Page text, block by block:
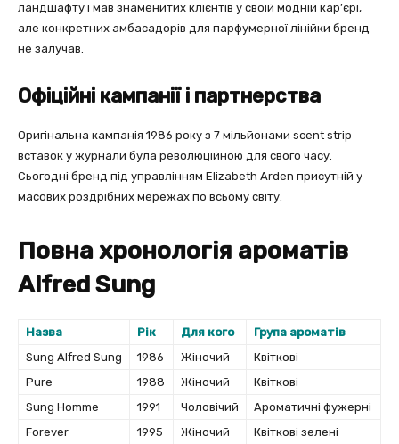
ландшафту і мав знаменитих клієнтів у своїй модній кар’єрі,
але конкретних амбасадорів для парфумерної лінійки бренд
не залучав.
Офіційні кампанії і партнерства
Оригінальна кампанія 1986 року з 7 мільйонами scent strip
вставок у журнали була революційною для свого часу.
Сьогодні бренд під управлінням Elizabeth Arden присутній у
масових роздрібних мережах по всьому світу.
Повна хронологія ароматів
Alfred Sung
Назва Рік Для кого
Група ароматів
Sung Alfred Sung
1986 Жіночий
Квіткові
Pure
1988 Жіночий
Квіткові
Sung Homme
1991 Чоловічий
Ароматичні фужерні
Forever
1995 Жіночий
Квіткові зелені